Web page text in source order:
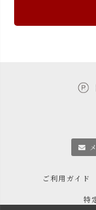
ご利用ガイド
特